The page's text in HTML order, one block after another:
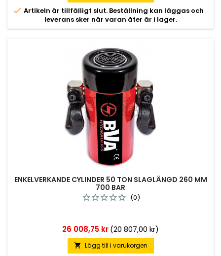
 Artikeln är tillfälligt slut. Beställning kan läggas och
leverans sker när varan åter är i lager.
ENKELVERKANDE CYLINDER 50 TON SLAGLÄNGD 260 MM
700 BAR
(0)
Pris
26 008,75 kr(20 807,00 kr)
 Lägg till i varukorgen